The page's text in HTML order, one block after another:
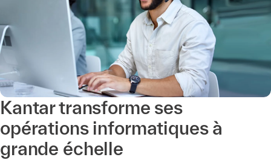
Kantar transforme ses
opérations informatiques à
grande échelle